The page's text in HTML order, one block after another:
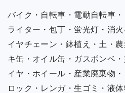
バイク・自転車・電動自転車
ライター・包丁・蛍光灯・消
イヤチェーン・鉢植え・土・
キ缶・オイル缶・ガスボンベ
イヤ・ホイール・産業廃棄物
ロック・レンガ・生ゴミ・液